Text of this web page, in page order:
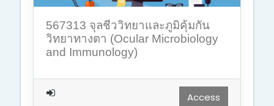
567313 จุลชีววิทยาและภูมิคุ้มกัน
วิทยาทางตา (Ocular Microbiology
and Immunology)
Access